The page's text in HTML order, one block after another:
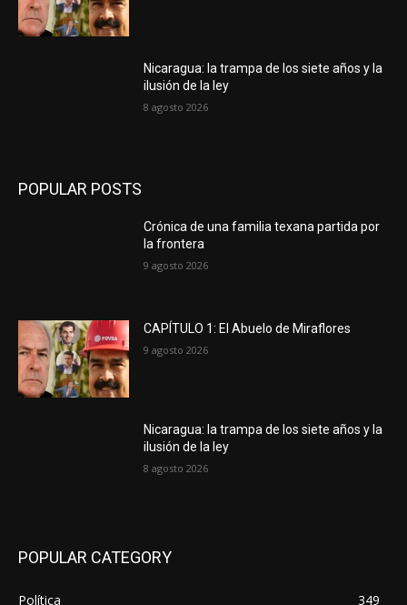
Nicaragua: la trampa de los siete años y la
ilusión de la ley
8 agosto 2026
POPULAR POSTS
Crónica de una familia texana partida por
la frontera
9 agosto 2026
CAPÍTULO 1: El Abuelo de Miraflores
9 agosto 2026
Nicaragua: la trampa de los siete años y la
ilusión de la ley
8 agosto 2026
POPULAR CATEGORY
Política
349